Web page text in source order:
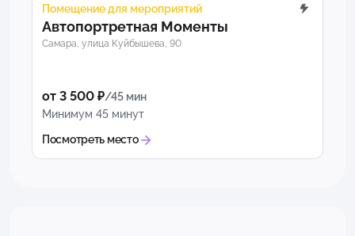
Помещение для мероприятий
Автопортретная Моменты
Самара, улица Куйбышева, 90
от 3 500 ₽/45 мин
Минимум 45 минут
Посмотреть место